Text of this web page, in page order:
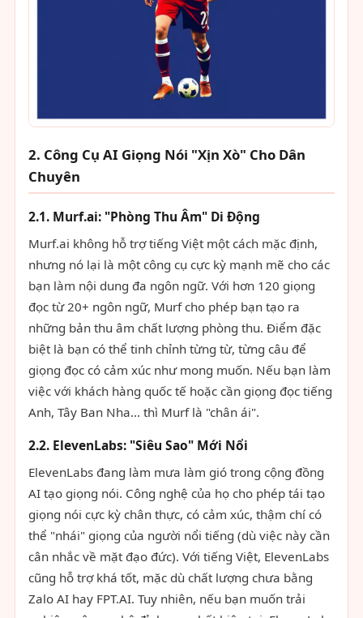
2. Công Cụ AI Giọng Nói "Xịn Xò" Cho Dân
Chuyên
2.1. Murf.ai: "Phòng Thu Âm" Di Động
Murf.ai không hỗ trợ tiếng Việt một cách mặc định,
nhưng nó lại là một công cụ cực kỳ mạnh mẽ cho các
bạn làm nội dung đa ngôn ngữ. Với hơn 120 giọng
đọc từ 20+ ngôn ngữ, Murf cho phép bạn tạo ra
những bản thu âm chất lượng phòng thu. Điểm đặc
biệt là bạn có thể tinh chỉnh từng từ, từng câu để
giọng đọc có cảm xúc như mong muốn. Nếu bạn làm
việc với khách hàng quốc tế hoặc cần giọng đọc tiếng
Anh, Tây Ban Nha... thì Murf là "chân ái".
2.2. ElevenLabs: "Siêu Sao" Mới Nổi
ElevenLabs đang làm mưa làm gió trong cộng đồng
AI tạo giọng nói. Công nghệ của họ cho phép tái tạo
giọng nói cực kỳ chân thực, có cảm xúc, thậm chí có
thể "nhái" giọng của người nổi tiếng (dù việc này cần
cân nhắc về mặt đạo đức). Với tiếng Việt, ElevenLabs
cũng hỗ trợ khá tốt, mặc dù chất lượng chưa bằng
Zalo AI hay FPT.AI. Tuy nhiên, nếu bạn muốn trải